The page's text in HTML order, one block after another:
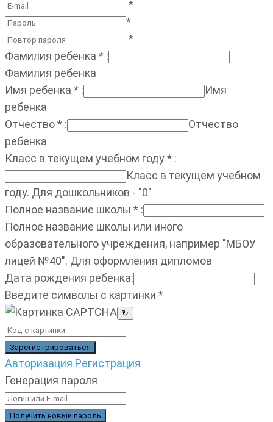
*
*
*
Фамилия ребенка * :
Фамилия ребенка
Имя ребенка * :
Имя
ребенка
Отчество* :
Отчество
ребенка
Класс в текущем учебном году* :
Класс в текущем учебном
году. Для дошкольников - "0"
Полное название школы * :
Полное название школы или иного
образовательного учреждения, например "МБОУ
лицей №40". Для оформления дипломов
Дата рождения ребенка:
Введите символы с картинки *
↻
Авторизация Регистрация
Генерация пароля